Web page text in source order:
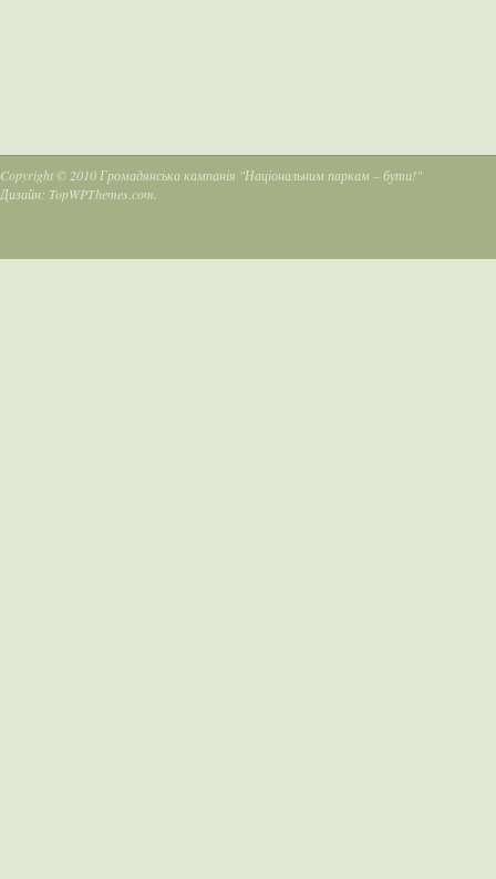
Copyright © 2010 Громадянська кампанія "Національним паркам – бути!"
Дизайн: TopWPThemes.com